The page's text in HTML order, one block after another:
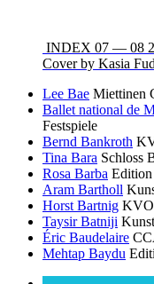
INDEX 07 — 08
Cover by Kasia
Lee Bae Miettinen
Ballet national de
Festspiele
Bernd Bankroth
Tina Bara Schloss
Rosa Barba
Aram Bartholl
Horst Bartnig
Taysir Batniji
Éric Baudelaire
Mehtap Baydu